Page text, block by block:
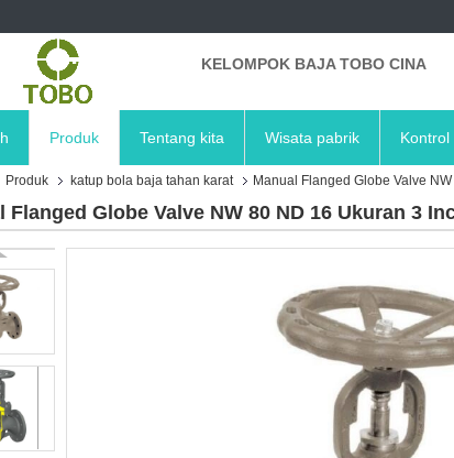
KELOMPOK BAJA TOBO CINA
Produk Tentang kita Wisata pabrik Kontrol
Produk katup bola baja tahan karat Manual Flanged Globe Valve
Flanged Globe Valve NW 80 ND 16 Ukuran 3